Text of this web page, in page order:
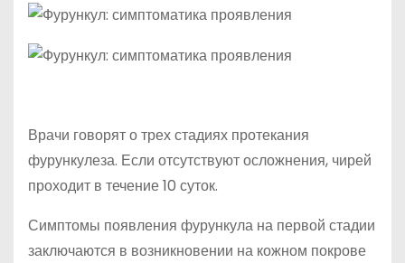
Врачи говорят о трех стадиях протекания
фурункулеза. Если отсутствуют осложнения, чирей
проходит в течение 10 суток.
Симптомы появления фурункула на первой стадии
заключаются в возникновении на кожном покрове